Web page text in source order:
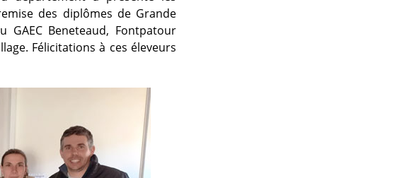
des diplômes de Grande
Beneteaud, Fontpatour
Félicitations à ces éleveurs